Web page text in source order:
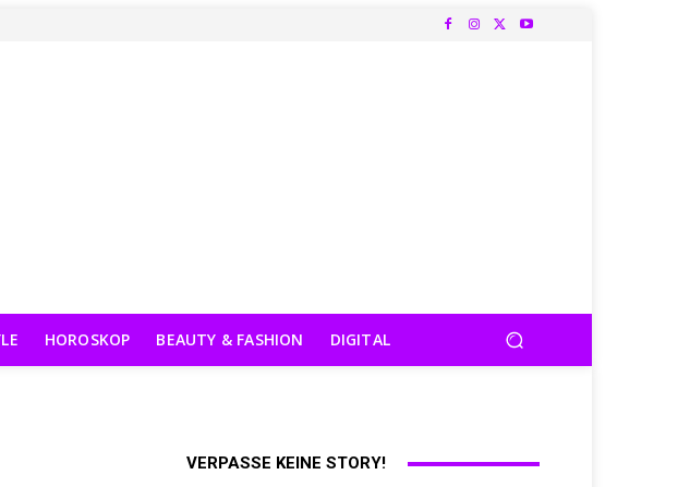
HOROSKOP BEAUTY & FASHION DIGITAL
VERPASSE KEINE STORY!